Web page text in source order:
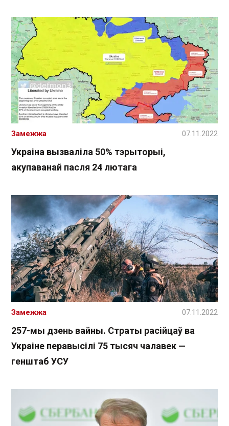
Украіна вызваліла 50% тэрыторыі,
акупаванай пасля 24 лютага
Замежжа 07.11.2022
257-мы дзень вайны. Страты расійцаў ва
Украіне перавысілі 75 тысяч чалавек —
генштаб УСУ
Замежжа 07.11.2022